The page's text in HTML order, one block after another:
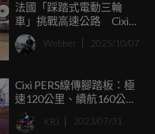
法國「踩踏式電動三輪
車」挑戰高速公路 Cixi
Vigoz 打破機車與汽車界線
Webber 2025/10/07
Cixi PERS線傳腳踏板：極
速120公里、續航160公
里，無鍊條、皮帶連接，
輪毂馬達直接輸出動力！
KRJ 2023/07/31